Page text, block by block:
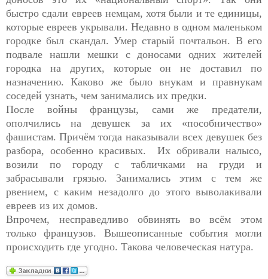
быстро сдали евреев немцам, хотя были и те единицы,
которые евреев укрывали. Недавно в одном маленьком
городке был скандал. Умер старый почтальон. В его
подвале нашли мешки с доносами одних жителей
городка на других, которые он не доставил по
назначению. Каково же было внукам и правнукам
соседей узнать, чем занимались их предки.
После войны французы, сами же предатели,
ополчились на девушек за их «пособничество»
фашистам. Причём тогда наказывали всех девушек без
разбора, особенно красивых. Их обривали налысо,
возили по городу с табличками на груди и
забрасывали грязью. Занимались этим с тем же
рвением, с каким незадолго до этого выволакивали
евреев из их домов.
Впрочем, несправедливо обвинять во всём этом
только французов. Вышеописанные события могли
происходить где угодно. Такова человеческая натура.